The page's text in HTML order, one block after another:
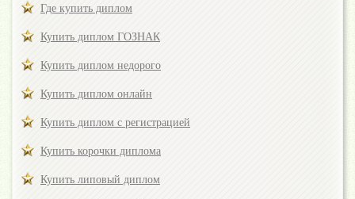
Где купить диплом
Купить диплом ГОЗНАК
Купить диплом недорого
Купить диплом онлайн
Купить диплом с регистрацией
Купить корочки диплома
Купить липовый диплом